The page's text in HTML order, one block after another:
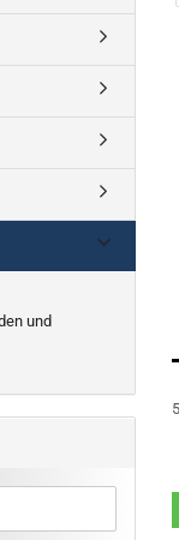
und